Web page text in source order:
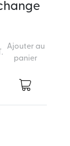
Ajouter au
panier